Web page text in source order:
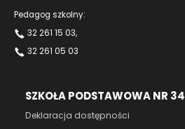
Pedagog szkolny:
32 261 15 03,
32 261 05 03
SZKOŁA PODSTAWOWA NR 34
Deklaracja dostępności